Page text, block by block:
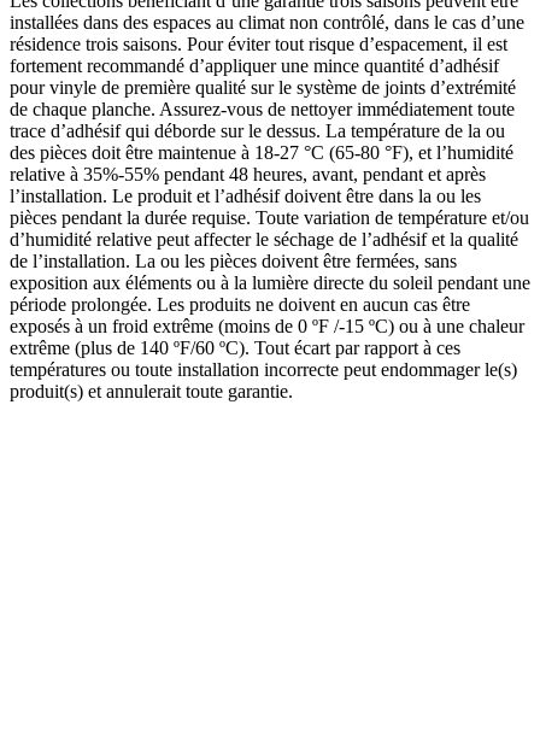
installées dans des espaces au climat non contrôlé, dans le cas d’une
résidence trois saisons. Pour éviter tout risque d’espacement, il est
fortement recommandé d’appliquer une mince quantité d’adhésif
pour vinyle de première qualité sur le système de joints d’extrémité
de chaque planche. Assurez-vous de nettoyer immédiatement toute
trace d’adhésif qui déborde sur le dessus. La température de la ou
des pièces doit être maintenue à 18-27 °C (65-80 °F), et l’humidité
relative à 35%-55% pendant 48 heures, avant, pendant et après
l’installation. Le produit et l’adhésif doivent être dans la ou les
pièces pendant la durée requise. Toute variation de température et/ou
d’humidité relative peut affecter le séchage de l’adhésif et la qualité
de l’installation. La ou les pièces doivent être fermées, sans
exposition aux éléments ou à la lumière directe du soleil pendant une
période prolongée. Les produits ne doivent en aucun cas être
exposés à un froid extrême (moins de 0 ºF /-15 ºC) ou à une chaleur
extrême (plus de 140 ºF/60 ºC). Tout écart par rapport à ces
températures ou toute installation incorrecte peut endommager le(s)
produit(s) et annulerait toute garantie.